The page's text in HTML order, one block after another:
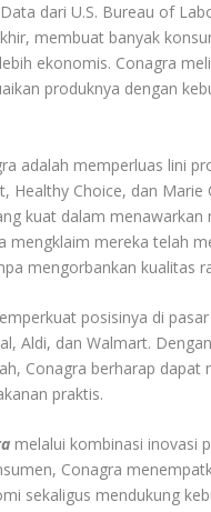
dari U.S. Bureau of
membuat banyak
ekonomis. Conagra
produknya dengan
adalah memperluas lini
Choice, dan Marie
kuat dalam
mengklaim mereka telah
mengorbankan kualitas
posisinya di
Aldi, dan Walmart.
Conagra berharap
praktis.
melalui kombinasi inovasi
Conagra
sekaligus mendukung